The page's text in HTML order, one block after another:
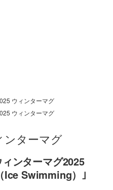
ンターマグ
ンターマグ2025
Ice Swimming）｣